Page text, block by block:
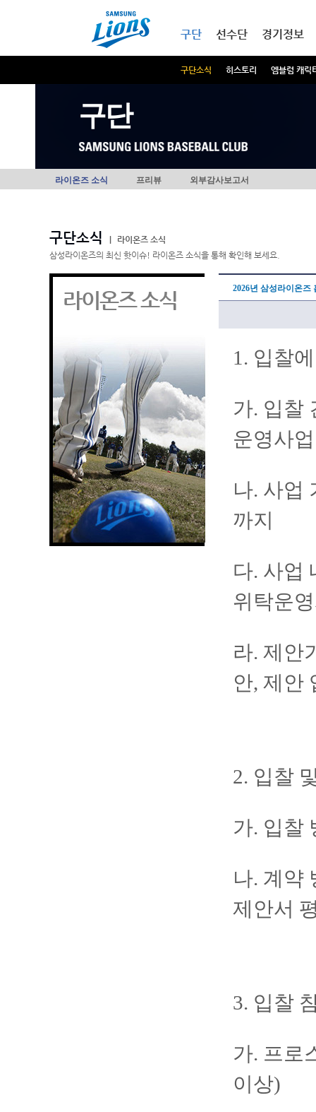
구단
구단소식 히스토리 엠블럼 캐릭
선수단 경기정보
구단
라이온즈 소식 프리뷰 외부감사보고서
구단소식
라이온즈 소식
삼성라이온즈의 최신 핫이슈! 라이온즈 소식을 통해 확인해 보세요.
라이온즈 소식 2026년 삼성라이온즈
1. 입찰
가. 입찰
운영사
나. 사업
까지
다. 사업
위탁운
라. 제안
안, 제안
2. 입찰
가. 입찰
나. 계약
제안서
3. 입찰
가. 프로
이상)